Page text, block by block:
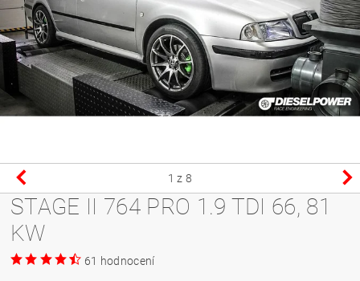
1 z 8
STAGE II 764 PRO 1.9 TDI 66, 81
KW
61 hodnocení